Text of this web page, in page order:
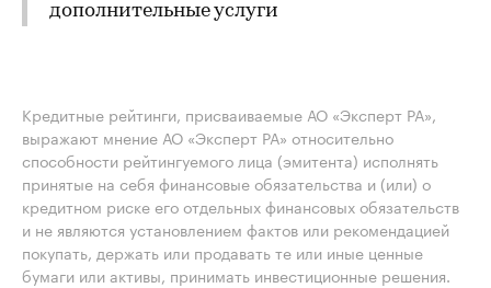
дополнительные услуги
Кредитные рейтинги, присваиваемые АО «Эксперт РА»,
выражают мнение АО «Эксперт РА» относительно
способности рейтингуемого лица (эмитента) исполнять
принятые на себя финансовые обязательства и (или) о
кредитном риске его отдельных финансовых обязательств
и не являются установлением фактов или рекомендацией
покупать, держать или продавать те или иные ценные
бумаги или активы, принимать инвестиционные решения.